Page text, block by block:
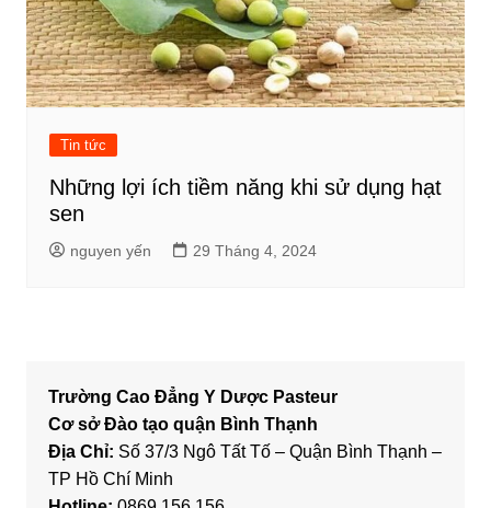
Tin tức
Những lợi ích tiềm năng khi sử dụng hạt
sen
nguyen yến 29 Tháng 4, 2024
Trường Cao Đẳng Y Dược Pasteur
Cơ sở Đào tạo quận Bình Thạnh
Địa Chỉ: Số 37/3 Ngô Tất Tố – Quận Bình Thạnh –
TP Hồ Chí Minh